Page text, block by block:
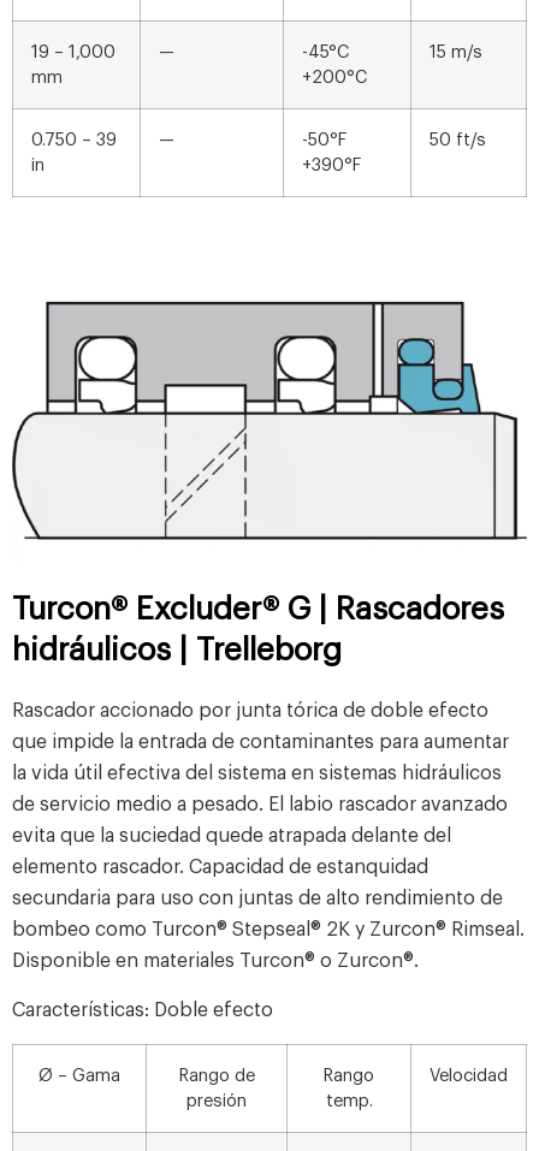
19 – 1,000
mm
—
-45°C
+200°C
15 m/s
0.750 – 39
in
—
-50°F
+390°F
50 ft/s
Turcon® Excluder® G | Rascadores
hidráulicos | Trelleborg
Rascador accionado por junta tórica de doble efecto
que impide la entrada de contaminantes para aumentar
la vida útil efectiva del sistema en sistemas hidráulicos
de servicio medio a pesado. El labio rascador avanzado
evita que la suciedad quede atrapada delante del
elemento rascador. Capacidad de estanquidad
secundaria para uso con juntas de alto rendimiento de
bombeo como Turcon® Stepseal® 2K y Zurcon® Rimseal.
Disponible en materiales Turcon® o Zurcon®.
Características: Doble efecto
Ø – Gama
Rango de
presión
Rango
temp.
Velocidad